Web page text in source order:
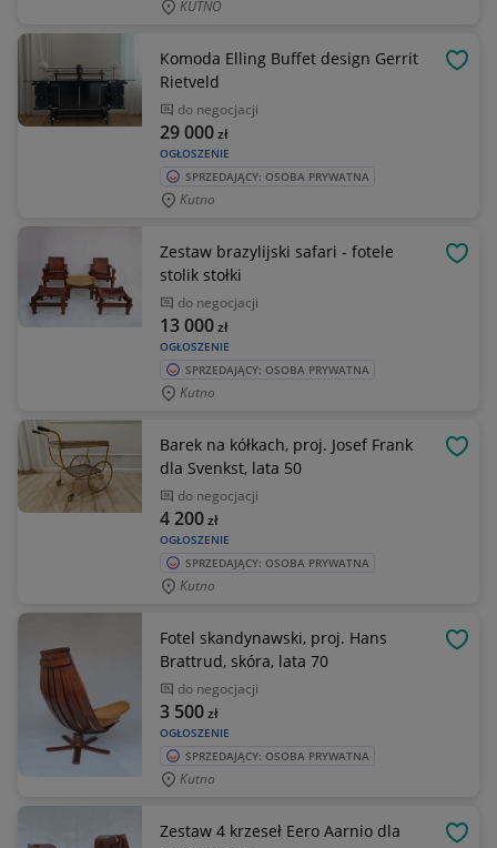
KUTNO
Komoda Elling Buffet design Gerrit
Rietveld
do negocjacji
OGŁOSZENIE
29 000zł
SPRZEDAJĄCY: OSOBA PRYWATNA
Kutno
Zestaw brazylijski safari - fotele
stolik stołki
do negocjacji
OGŁOSZENIE
13 000zł
SPRZEDAJĄCY: OSOBA PRYWATNA
Kutno
Barek na kółkach, proj. Josef Frank
dla Svenkst, lata 50
do negocjacji
OGŁOSZENIE
4 200zł
SPRZEDAJĄCY: OSOBA PRYWATNA
Kutno
Fotel skandynawski, proj. Hans
Brattrud, skóra, lata 70
do negocjacji
OGŁOSZENIE
3 500zł
SPRZEDAJĄCY: OSOBA PRYWATNA
Kutno
Zestaw 4 krzeseł Eero Aarnio dla